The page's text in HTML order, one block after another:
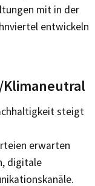
mit in der
entwickeln
steigt
erwarten
digitale